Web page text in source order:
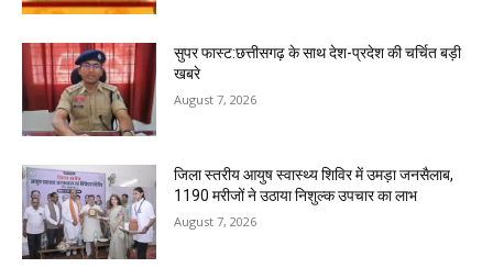
सुपर फास्ट:छत्तीसगढ़ के साथ देश-प्रदेश की चर्चित बड़ी
खबरे
August 7, 2026
जिला स्तरीय आयुष स्वास्थ्य शिविर में उमड़ा जनसैलाब,
1190 मरीजों ने उठाया निशुल्क उपचार का लाभ
August 7, 2026